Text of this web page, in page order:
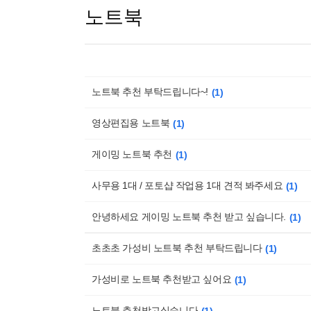
노트북
노트북 추천 부탁드립니다~! 1
영상편집용 노트북 1
게이밍 노트북 추천 1
사무용 1대 / 포토샵 작업용 1대 견적 봐주세요 1
안녕하세요 게이밍 노트북 추천 받고 싶습니다. 1
초초초 가성비 노트북 추천 부탁드립니다 1
가성비로 노트북 추천받고 싶어요 1